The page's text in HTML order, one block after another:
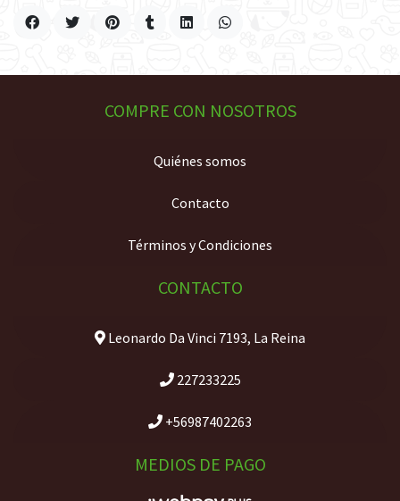
COMPRE CON NOSOTROS
Quiénes somos
Contacto
Términos y Condiciones
CONTACTO
Leonardo Da Vinci 7193, La Reina
227233225
+56987402263
MEDIOS DE PAGO